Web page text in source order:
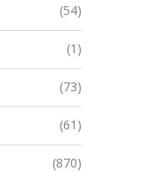
(54)
(1)
(73)
(61)
(870)